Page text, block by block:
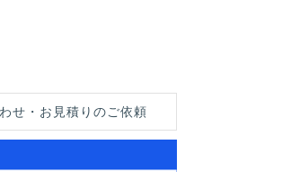
せ・お見積りのご依頼